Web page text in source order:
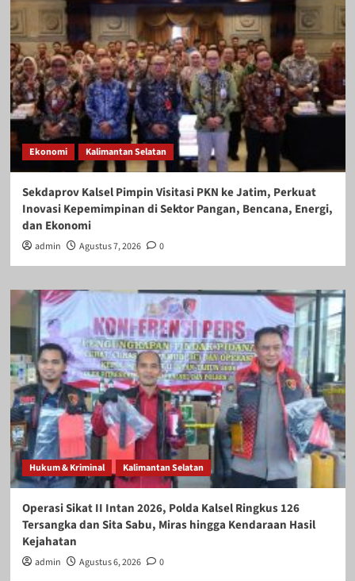
Ekonomi Kalimantan Selatan
Sekdaprov Kalsel Pimpin Visitasi PKN ke Jatim, Perkuat
Inovasi Kepemimpinan di Sektor Pangan, Bencana, Energi,
dan Ekonomi
admin Agustus 7, 2026 0
Hukum & Kriminal Kalimantan Selatan
Operasi Sikat II Intan 2026, Polda Kalsel Ringkus 126
Tersangka dan Sita Sabu, Miras hingga Kendaraan Hasil
Kejahatan
admin Agustus 6, 2026 0